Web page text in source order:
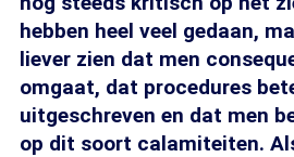
hebben heel veel gedaan,
liever zien dat men
omgaat, dat procedures
uitgeschreven en dat men
op dit soort calamiteiten.